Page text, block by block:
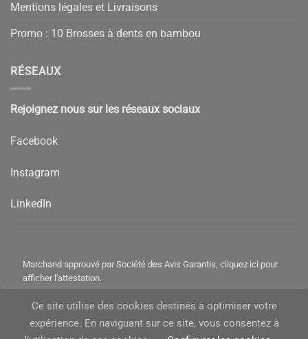
11 avis
Mentions légales et Livraisons
Promo : 10 Brosses à dents en bambou
RÉSEAUX
Rejoignez nous sur les réseaux sociaux
Facebook
Instagram
LinkedIn
Marchand approuvé par Société des Avis Garantis, cliquez ici pour
afficher l'attestation.
Visa PayPal MasterCardAmerican
Ce site utilise des cookies destinés à optimiser votre
expérience. En naviguant sur ce site, vous consentez à